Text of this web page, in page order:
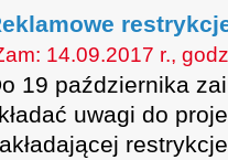
14.09.2017 r.,
19 października
uwagi do